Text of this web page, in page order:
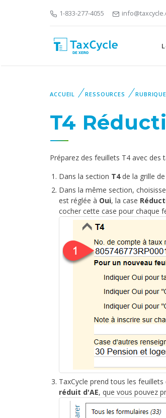
1-833-277-4055
ACCUEIL RESSOURCES
‌T4
Préparez des feuillets T4 avec des
Dans la section T4de la grille de
Dans la même section,
est réglée à Oui, la case
cocher cette case pour chaque
TaxCycle prend tous les
réduit d'AE, que vous pouvez